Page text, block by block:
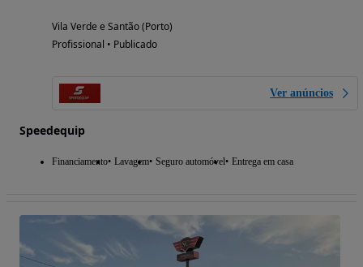
Vila Verde e Santão (Porto)
Profissional • Publicado
Ver anúncios
Speedequip
Financiamento Lavagem Seguro automóvel Entrega em casa